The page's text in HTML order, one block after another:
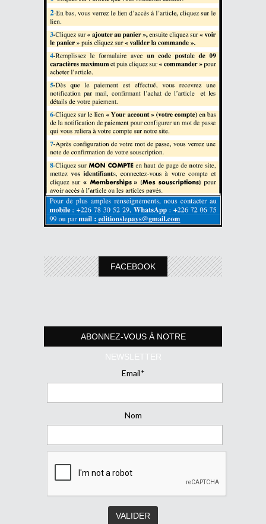
FACEBOOK
ABONNEZ-VOUS À NOTRE
NEWSLETTER
Email*
Nom